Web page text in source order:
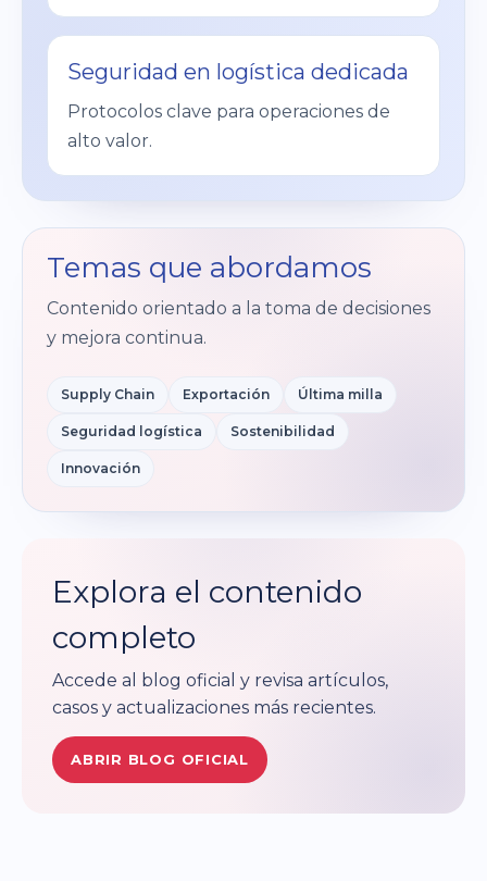
Seguridad en logística dedicada
Protocolos clave para operaciones de
alto valor.
Temas que abordamos
Contenido orientado a la toma de decisiones
y mejora continua.
Supply Chain Exportación Última milla
Seguridad logística Sostenibilidad
Innovación
Explora el contenido
completo
Accede al blog oficial y revisa artículos,
casos y actualizaciones más recientes.
ABRIR BLOG OFICIAL